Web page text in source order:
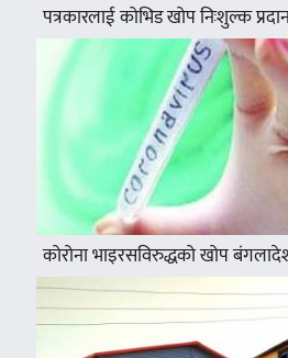
पत्रकारलाई कोभिड खोप निःशुल्क
कोरोना भाइरसविरुद्धको खोप